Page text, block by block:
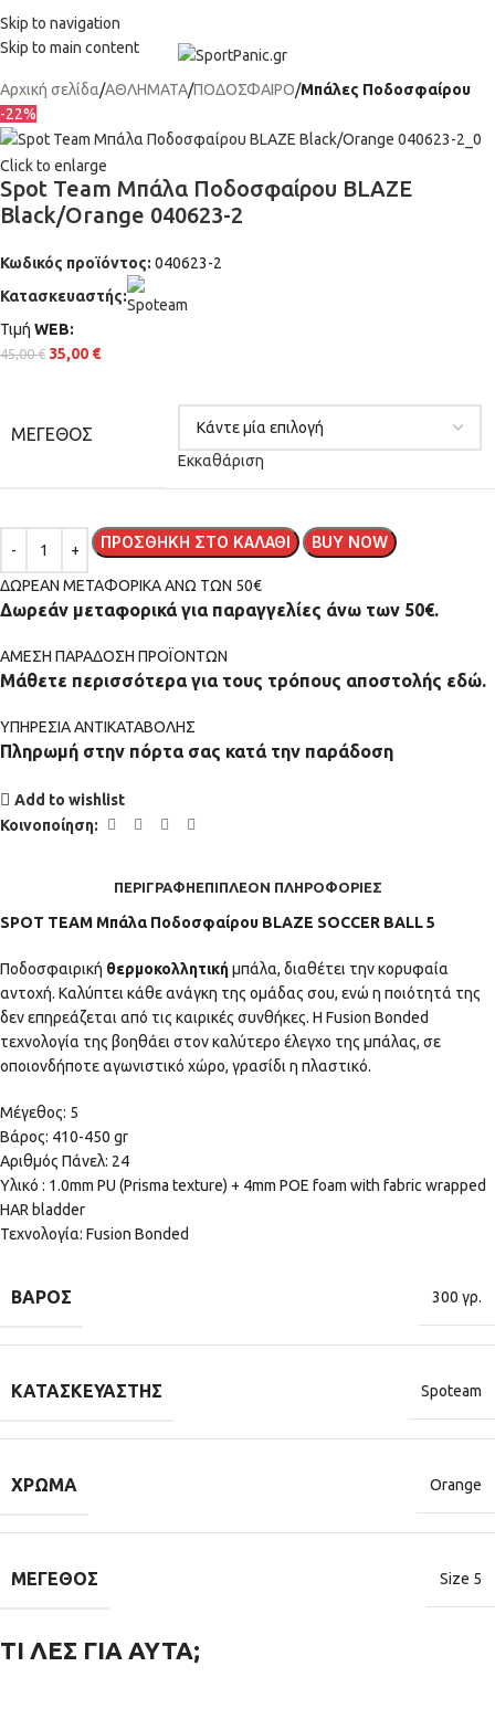
Skip to navigation
Skip to main content
+302315115372
Αρχική σελίδα ΑΘΛΗΜΑΤΑ ΠΟΔΟΣΦΑΙΡΟ Μπάλες Ποδοσφαίρου
-22%
Click to enlarge
Spot Team Μπάλα Ποδοσφαίρου BLAZE
Black/Orange 040623-2
Κωδικός προϊόντος: 040623-2
Κατασκευαστής:
Τιμή WΕΒ:
45,00€ 35,00 €
ΜΈΓΕΘΟΣ
Εκκαθάριση
ΠΡΟΣΘΉΚΗ ΣΤΟ ΚΑΛΆΘΙ BUY NOW
ΔΩΡΕΑΝ ΜΕΤΑΦΟΡΙΚΑ ΑΝΩ ΤΩΝ 50€
Δωρεάν μεταφορικά για παραγγελίες άνω των 50€.
ΑMEΣΗ ΠΑΡΑΔΟΣΗ ΠΡΟΪΟΝΤΩΝ
Μάθετε περισσότερα για τους τρόπους αποστολής εδώ.
ΥΠΗΡΕΣΙΑ ΑΝΤΙΚΑΤΑΒΟΛΗΣ
Πληρωμή στην πόρτα σας κατά την παράδοση
Add to wishlist
Κοινοποίηση:
ΠΕΡΙΓΡΑΦΉΕΠΙΠΛΈΟΝ ΠΛΗΡΟΦΟΡΊΕΣ
SPOT TEAM Μπάλα Ποδοσφαίρου BLAZE SOCCER BALL 5
Ποδοσφαιρική θερμοκολλητικήμπάλα, διαθέτει την κορυφαία
αντοχή. Καλύπτει κάθε ανάγκη της ομάδας σου, ενώ η ποιότητά της
δεν επηρεάζεται από τις καιρικές συνθήκες. Η Fusion Bonded
τεχνολογία της βοηθάει στον καλύτερο έλεγχο της μπάλας, σε
οποιονδήποτε αγωνιστικό χώρο, γρασίδι η πλαστικό.
Μέγεθος: 5
Βάρος: 410-450 gr
Αριθμός Πάνελ: 24
Υλικό : 1.0mm PU (Prisma texture) + 4mm POE foam with fabric wrapped
HAR bladder
Τεχνολογία: Fusion Bonded
ΒΆΡΟΣ 300 γρ.
ΚΑΤΑΣΚΕΥΑΣΤΉΣ Spoteam
ΧΡΏΜΑ Orange
ΜΈΓΕΘΟΣ Size 5
ΤΙ ΛΕΣ ΓΙΑ ΑΥΤΑ;